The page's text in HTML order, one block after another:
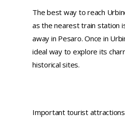
The best way to reach
as the nearest train station
away in Pesaro. Once in
ideal way to explore its
historical sites.
Important tourist attractions